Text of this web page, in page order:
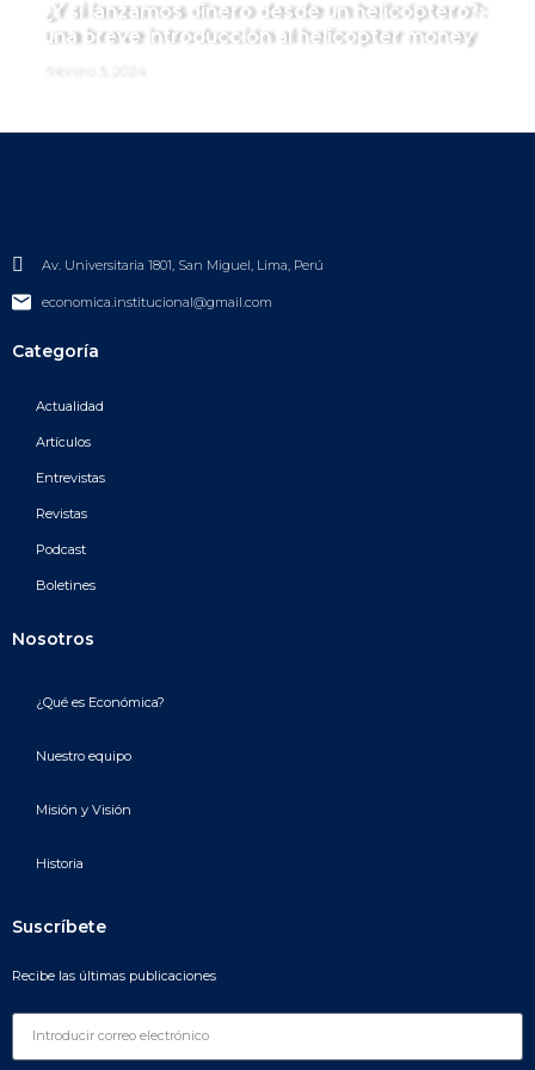
¿Y si lanzamos dinero desde un helicóptero?:
una breve introducción al helicopter money
febrero 3, 2024
Av. Universitaria 1801, San Miguel, Lima, Perú
economica.institucional@gmail.com
Categoría
Actualidad
Artículos
Entrevistas
Revistas
Podcast
Boletines
Nosotros
¿Qué es Económica?
Nuestro equipo
Misión y Visión
Historia
Suscríbete
Recibe las últimas publicaciones